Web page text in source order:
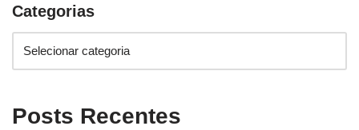
Categorias
Posts Recentes